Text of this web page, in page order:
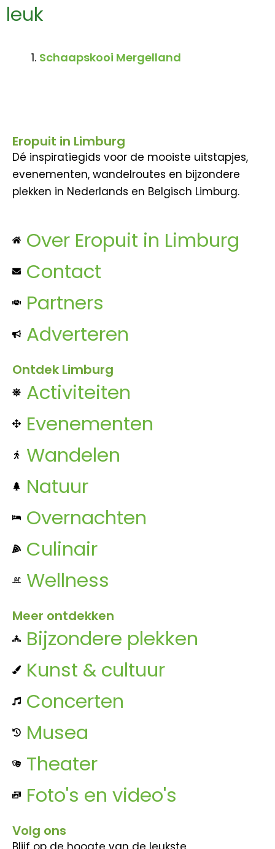
leuk
Schaapskooi Mergelland
Eropuit in Limburg
Dé inspiratiegids voor de mooiste uitstapjes,
evenementen, wandelroutes en bijzondere
plekken in Nederlands en Belgisch Limburg.
Over Eropuit in Limburg
Contact
Partners
Adverteren
Ontdek Limburg
Activiteiten
Evenementen
Wandelen
Natuur
Overnachten
Culinair
Wellness
Meer ontdekken
Bijzondere plekken
Kunst & cultuur
Concerten
Musea
Theater
Foto's en video's
Volg ons